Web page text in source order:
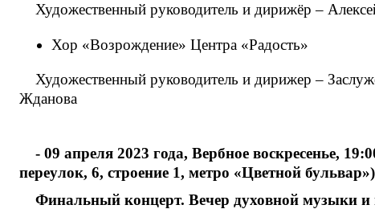
Художественный руководитель и дирижёр –
Хор «Возрождение» Центра «Радость»
Художественный руководитель и дирижер –
Жданова
- 09 апреля 2023 года, Вербное воскресенье,
переулок, 6, строение 1, метро «Цветной
Финальный концерт. Вечер духовной музыки и